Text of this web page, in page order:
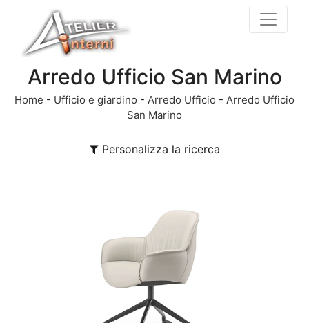
Arredo Ufficio San Marino
Home - Ufficio e giardino - Arredo Ufficio - Arredo Ufficio
San Marino
Personalizza la ricerca